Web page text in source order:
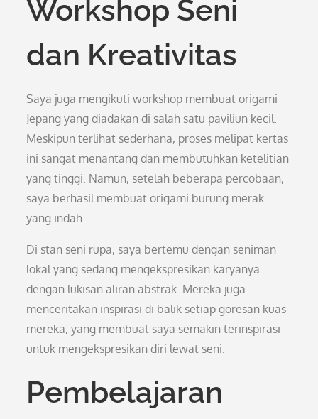
Workshop Seni
dan Kreativitas
Saya juga mengikuti workshop membuat origami
Jepang yang diadakan di salah satu paviliun kecil.
Meskipun terlihat sederhana, proses melipat kertas
ini sangat menantang dan membutuhkan ketelitian
yang tinggi. Namun, setelah beberapa percobaan,
saya berhasil membuat origami burung merak
yang indah.
Di stan seni rupa, saya bertemu dengan seniman
lokal yang sedang mengekspresikan karyanya
dengan lukisan aliran abstrak. Mereka juga
menceritakan inspirasi di balik setiap goresan kuas
mereka, yang membuat saya semakin terinspirasi
untuk mengekspresikan diri lewat seni.
Pembelajaran